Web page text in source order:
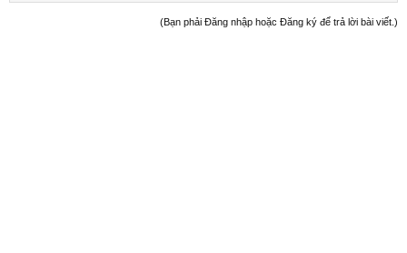
(Bạn phải Đăng nhập hoặc Đăng ký để trả lời bài viết.)